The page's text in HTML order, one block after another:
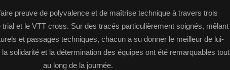
preuve de polyvalence et de maîtrise technique à travers trois
trial et le VTT cross. Sur des tracés particulièrement soignés, mêlant
et passages techniques, chacun a su donner le meilleur de lui-
la solidarité et la détermination des équipes ont été remarquables tout
au long de la journée.